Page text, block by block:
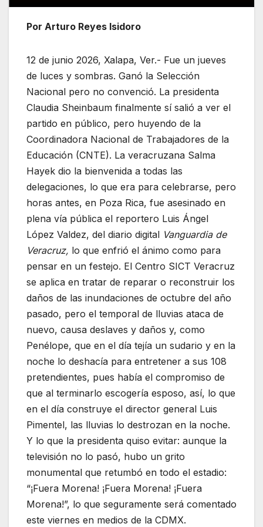
Por Arturo Reyes Isidoro
12 de junio 2026, Xalapa, Ver.- Fue un jueves
de luces y sombras. Ganó la Selección
Nacional pero no convenció. La presidenta
Claudia Sheinbaum finalmente sí salió a ver el
partido en público, pero huyendo de la
Coordinadora Nacional de Trabajadores de la
Educación (CNTE). La veracruzana Salma
Hayek dio la bienvenida a todas las
delegaciones, lo que era para celebrarse, pero
horas antes, en Poza Rica, fue asesinado en
plena vía pública el reportero Luis Ángel
López Valdez, del diario digital Vanguardia de
Veracruz, lo que enfrió el ánimo como para
pensar en un festejo. El Centro SICT Veracruz
se aplica en tratar de reparar o reconstruir los
daños de las inundaciones de octubre del año
pasado, pero el temporal de lluvias ataca de
nuevo, causa deslaves y daños y, como
Penélope, que en el día tejía un sudario y en la
noche lo deshacía para entretener a sus 108
pretendientes, pues había el compromiso de
que al terminarlo escogería esposo, así, lo que
en el día construye el director general Luis
Pimentel, las lluvias lo destrozan en la noche.
Y lo que la presidenta quiso evitar: aunque la
televisión no lo pasó, hubo un grito
monumental que retumbó en todo el estadio:
“¡Fuera Morena! ¡Fuera Morena! ¡Fuera
Morena!”, lo que seguramente será comentado
este viernes en medios de la CDMX.